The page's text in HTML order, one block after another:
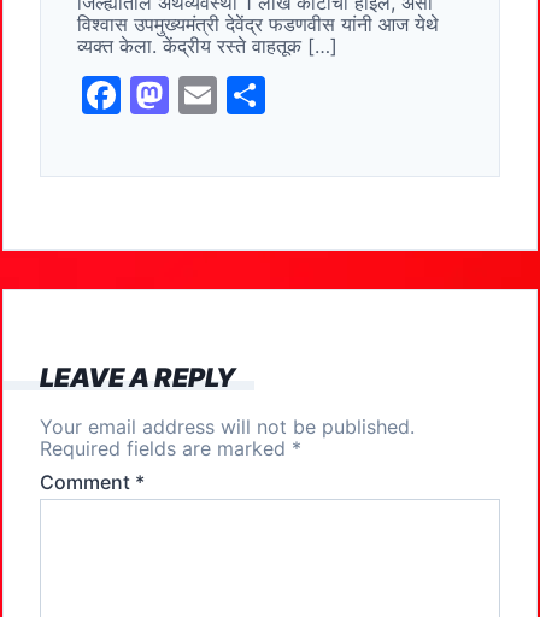
विश्वास उपमुख्यमंत्री देवेंद्र फडणवीस यांनी आज येथे
व्यक्त केला. केंद्रीय रस्ते वाहतूक […]
F
c
b
o
k
M
st
d
o
E
ai ar
o
k
n
LEAVE A REPLY
Your email address will not be published.
Required fields are marked *
Comment *